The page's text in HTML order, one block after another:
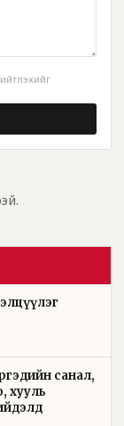
санал,
хууль